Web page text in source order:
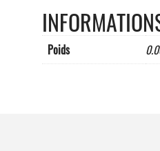
Poids